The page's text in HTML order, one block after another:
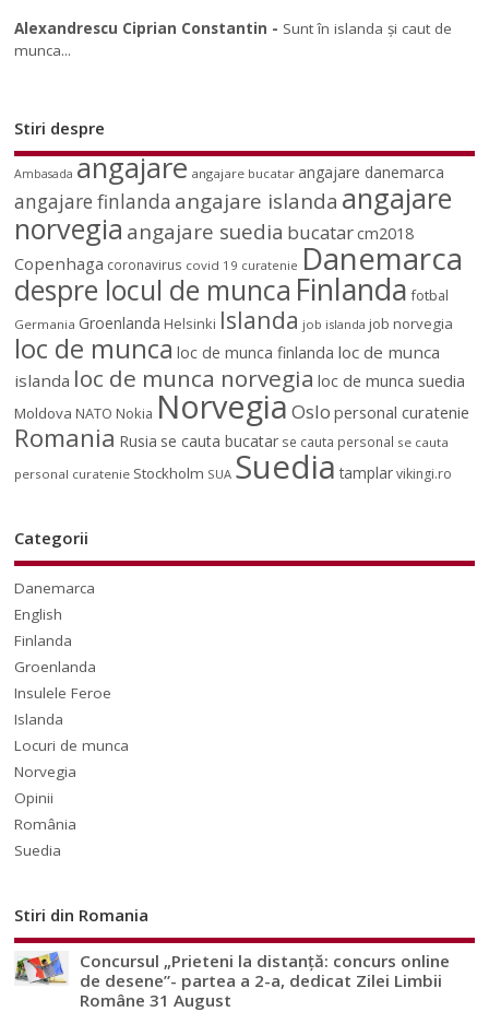
Alexandrescu Ciprian Constantin - Sunt în islanda și caut de
munca...
Stiri despre
Ambasada angajare angajare bucatar angajare danemarca
angajare finlanda angajare islanda angajare
norvegia angajare suedia bucatarcm2018
Copenhaga coronavirus covid 19 curatenie Danemarca
despre locul de munca Finlanda fotbal
Germania Groenlanda Helsinki Islanda job islanda job norvegia
loc de munca loc de munca finlanda loc de munca
islanda loc de munca norvegia loc de munca suedia
Moldova NATO Nokia NorvegiaOslo personal curatenie
Romania Rusia se cauta bucatar se cauta personal se cauta
personal curatenie Stockholm SUA Suedia tamplar vikingi.ro
Categorii
Danemarca
English
Finlanda
Groenlanda
Insulele Feroe
Islanda
Locuri de munca
Norvegia
Opinii
România
Suedia
Stiri din Romania
Concursul „Prieteni la distanță: concurs online
de desene”- partea a 2-a, dedicat Zilei Limbii
Române 31 August